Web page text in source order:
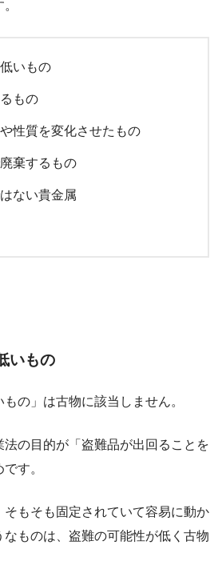
いもの
もの
性質を変化させたもの
棄するもの
ない貴金属
いもの
もの」は古物に該当しません。
法の目的が「盗難品が出回ることを
す。
もそも固定されていて容易に動か
ものは、盗難の可能性が低く古物